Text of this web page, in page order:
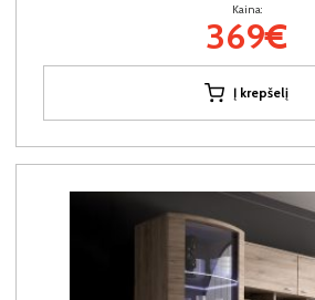
Kaina:
369€
Į krepšelį